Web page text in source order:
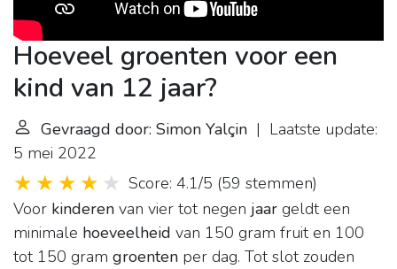
Hoeveel groenten voor een
kind van 12 jaar?
Gevraagd door: Simon Yalçin | Laatste update:
5 mei 2022
Score: 4.1/5 (59 stemmen)
Voor kinderen van vier tot negen jaar geldt een
minimale hoeveelheid van 150 gram fruit en 100
tot 150 gram groenten per dag. Tot slot zouden